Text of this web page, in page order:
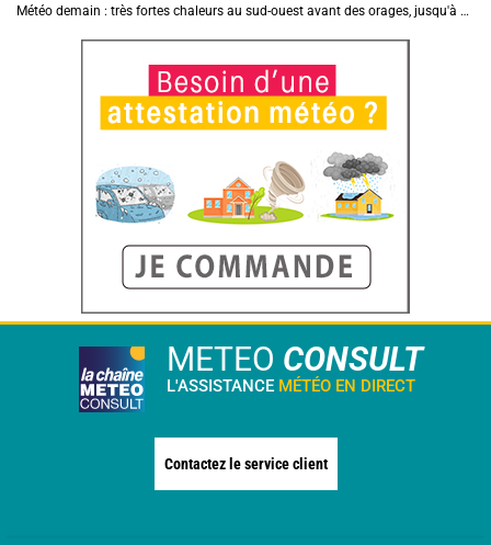
Météo demain : très fortes chaleurs au sud-ouest avant des orages, jusqu'à 39°C
METEO CONSULT
L'ASSISTANCE MÉTÉO EN DIRECT
Contactez le service client